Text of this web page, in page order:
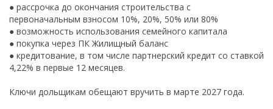
● рассрочка до окончания строительства с
первоначальным взносом 10%, 20%, 50% или 80%
● возможность использования семейного капитала
● покупка через ПК Жилищный баланс
● кредитование, в том числе партнерский кредит со ставкой
4,22% в первые 12 месяцев.
Ключи дольщикам обещают вручить в марте 2027 года.